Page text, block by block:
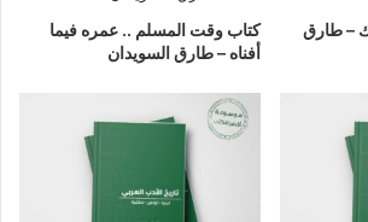
– طارق
كتاب وقت المسلم .. عمره فيما
أفناه – طارق السويدان